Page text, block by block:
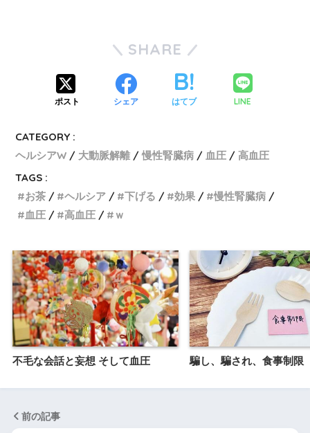
SHARE
ポスト シェア はてブ LINE
CATEGORY :
ヘルシアW
大動脈解離 慢性腎臓病 血圧
高血圧
TAGS :
お茶
ヘルシア 下げる 効果
慢性腎臓病
血圧
高血圧 ｗ
不毛な会話と妄想 そして血圧 騙し、騙され、食事制限
前の記事